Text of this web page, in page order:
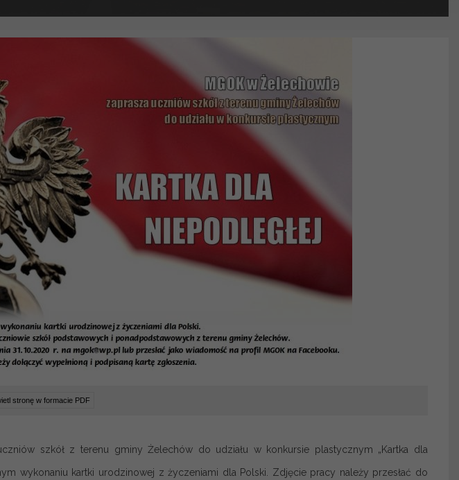
stronę w formacie PDF
szkół z terenu gminy Żelechów do udziału w konkursie plastycznym „Kartka dla
wykonaniu kartki urodzinowej z życzeniami dla Polski. Zdjęcie pracy należy przesłać do